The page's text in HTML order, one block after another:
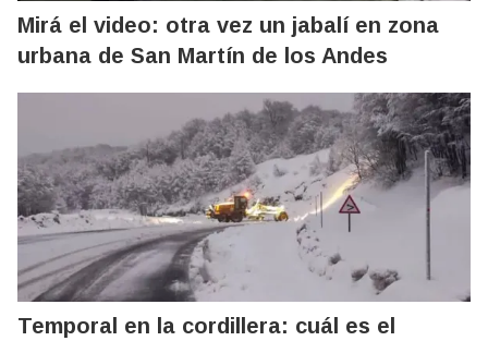
Mirá el video: otra vez un jabalí en zona
urbana de San Martín de los Andes
Temporal en la cordillera: cuál es el